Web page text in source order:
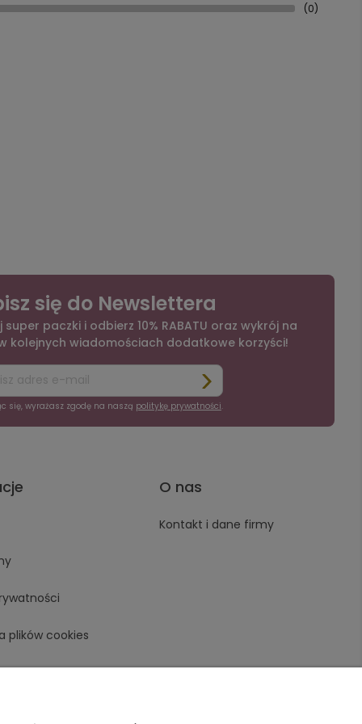
(0)
się do Newslettera
paczki i odbierz 10% RABATU oraz wykrój na
kolejnych wiadomościach dodatkowe korzyści!
się, wyrażasz zgodę na naszą politykę prywatności.
plików cookies
O nas
Kontakt i dane firmy